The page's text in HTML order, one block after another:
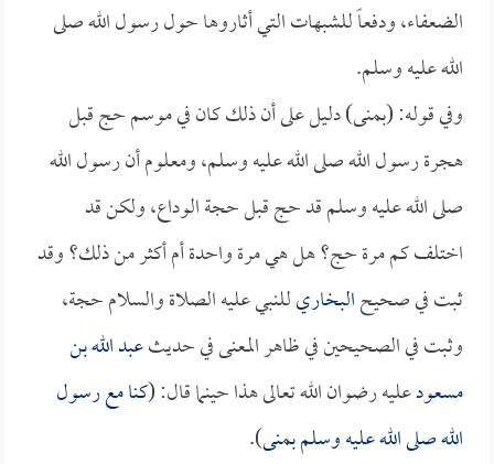
الضعفاء، ودفعاً للشبهات التي أثاروها حول رسول الله صلى
الله عليه وسلم.
وفي قوله: (بمنى) دليل على أن ذلك كان في موسم حج قبل
هجرة رسول الله صلى الله عليه وسلم، ومعلوم أن رسول الله
صلى الله عليه وسلم قد حج قبل حجة الوداع، ولكن قد
اختلف كم مرة حج؟ هل هي مرة واحدة أم أكثر من ذلك؟ وقد
ثبت في صحيحالبخاريللنبي عليه الصلاة والسلام حجة،
وثبت في الصحيحين في ظاهر المعنى في حديثعبد الله بن
مسعودعليه رضوان الله تعالى هذا حينما قال: (كنا مع رسول
الله صلى الله عليه وسلم بمنى).